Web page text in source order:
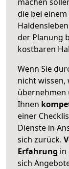
die bei
der Planung
kostbaren
Wenn Sie
nicht wissen,
übernehmen
Ihnen
einer
Dienste in
sich zurück.
Erfahrung in
sich